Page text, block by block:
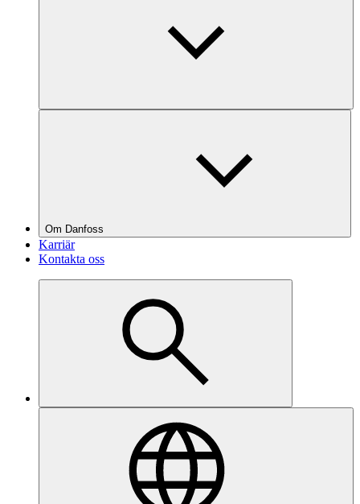
Om Danfoss
Karriär
Kontakta oss